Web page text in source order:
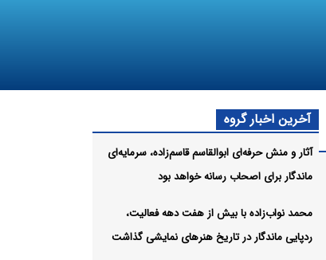
آخرین اخبار گروه
آثار و منش حرفه‌ای ابوالقاسم قاسم‌زاده، سرمایه‌ای
ماندگار برای اصحاب رسانه خواهد بود
محمد نواب‌زاده با بیش از هفت دهه فعالیت،
ردپایی ماندگار در تاریخ هنرهای نمایشی گذاشت